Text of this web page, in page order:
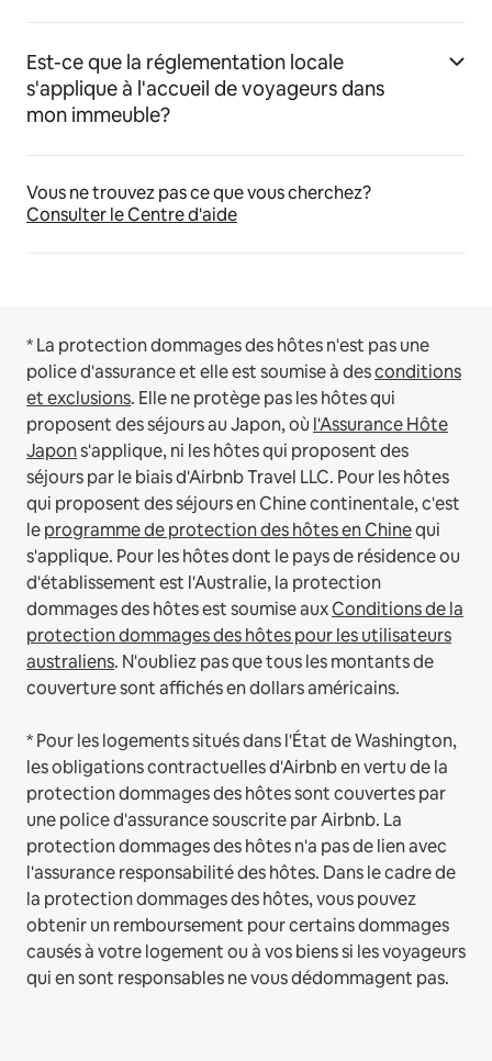
Est-ce que la réglementation locale
s'applique à l'accueil de voyageurs dans
mon immeuble?
Vous ne trouvez pas ce que vous cherchez?
Consulter le Centre d'aide
* La protection dommages des hôtes n'est pas une
police d'assurance et elle est soumise à desconditions
et exclusions. Elle ne protège pas les hôtes qui
proposent des séjours au Japon, où l'Assurance Hôte
Japons'applique, ni les hôtes qui proposent des
séjours par le biais d'Airbnb Travel LLC. Pour les hôtes
qui proposent des séjours en Chine continentale, c'est
leprogramme de protection des hôtes en Chinequi
s'applique. Pour les hôtes dont le pays de résidence ou
d'établissement est l'Australie, la protection
dommages des hôtes est soumise auxConditions de la
protection dommages des hôtes pour les utilisateurs
australiens. N'oubliez pas que tous les montants de
couverture sont affichés en dollars américains.
* Pour les logements situés dans l'État de Washington,
les obligations contractuelles d'Airbnb en vertu de la
protection dommages des hôtes sont couvertes par
une police d'assurance souscrite par Airbnb. La
protection dommages des hôtes n'a pas de lien avec
l'assurance responsabilité des hôtes. Dans le cadre de
la protection dommages des hôtes, vous pouvez
obtenir un remboursement pour certains dommages
causés à votre logement ou à vos biens si les voyageurs
qui en sont responsables ne vous dédommagent pas.